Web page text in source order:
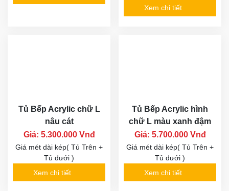
Xem chi tiết
Tủ Bếp Acrylic chữ L
nâu cát
Giá: 5.300.000 Vnđ
Giá mét dài kép( Tủ Trên +
Tủ dưới )
Xem chi tiết
Tủ Bếp Acrylic hình
chữ L màu xanh đậm
Giá: 5.700.000 Vnđ
Giá mét dài kép( Tủ Trên +
Tủ dưới )
Xem chi tiết